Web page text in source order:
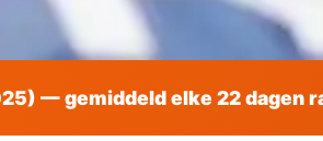
— gemiddeld elke 22 dagen